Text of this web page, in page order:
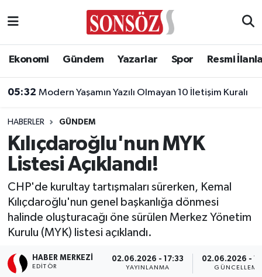
Ekonomi Gündem Yazarlar Spor Resmi
05:32 Modern Yaşamın Yazılı Olmayan 10 İletişim Kuralı
HABERLER GÜNDEM
Kılıçdaroğlu'nun MYK
Listesi Açıklandı!
CHP'de kurultay tartışmaları sürerken, Kemal
Kılıçdaroğlu'nun genel başkanlığa dönmesi
halinde oluşturacağı öne sürülen Merkez Yönetim
Kurulu (MYK) listesi açıklandı.
HABER MERKEZI
EDITÖR
02.06.2026 - 17:33
YAYINLANMA
02.06.2026 -
GÜNCELLEME
Asayiş
Biyografi
Çevre
Diğer
Dünya
Eğitim
Ankara Nöbetçi Eczaneler
Ankara Trafik Yoğunluk Haritası
Süper Lig Puan Durumu ve Fikstür
Tüm Manşetler
Son Dakika Haberleri
Haber Arşivi